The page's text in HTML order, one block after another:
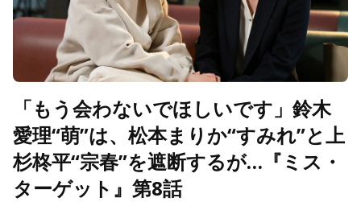
「もう会わないでほしいです」鈴木
愛理“萌”は、松本まりか“すみれ”と上
杉柊平“宗春”を遮断するが…『ミス・
ターゲット』第8話